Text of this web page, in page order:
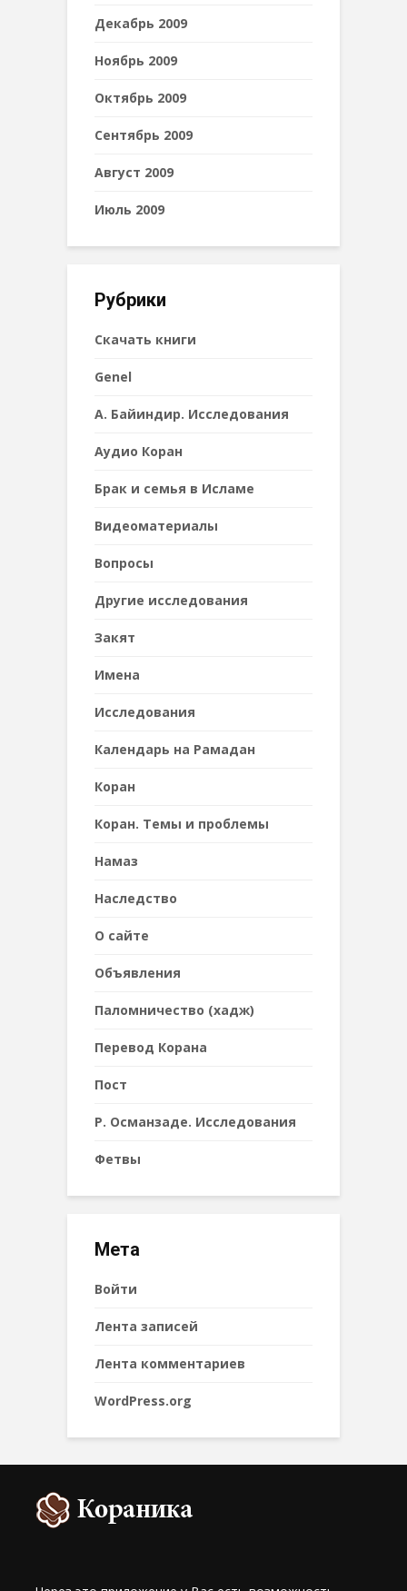
Декабрь 2009
Ноябрь 2009
Октябрь 2009
Сентябрь 2009
Август 2009
Июль 2009
Рубрики
Cкачать книги
Genel
А. Байиндир. Исследования
Аудио Коран
Брак и семья в Исламе
Видеоматериалы
Вопросы
Другие исследования
Закят
Имена
Исследования
Календарь на Рамадан
Коран
Коран. Темы и проблемы
Намаз
Наследствo
О сайте
Объявления
Паломничество (хадж)
Перевод Корана
Пост
Р. Османзаде. Исследования
Фетвы
Мета
Войти
Лента записей
Лента комментариев
WordPress.org